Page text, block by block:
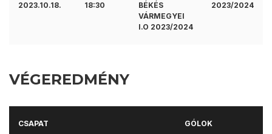
2023.10.18. 18:30
BÉKÉS
VÁRMEGYEI
I.O 2023/2024
2023/2024
VÉGEREDMÉNY
CSAPAT GÓLOK